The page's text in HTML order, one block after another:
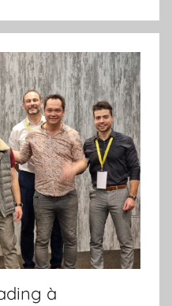
à